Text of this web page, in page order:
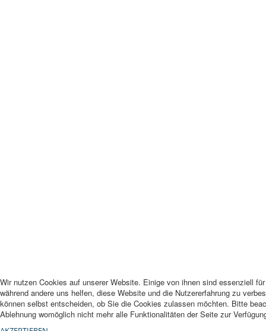
Wir nutzen Cookies auf unserer Website. Einige von ihnen sind essenziell
während andere uns helfen, diese Website und die Nutzererfahrung zu
können selbst entscheiden, ob Sie die Cookies zulassen möchten. Bitte
Ablehnung womöglich nicht mehr alle Funktionalitäten der Seite zur